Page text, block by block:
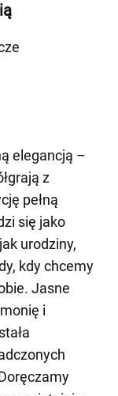
elegancją –
z
pełną
się jako
urodziny,
kdy chcemy
Jasne
i